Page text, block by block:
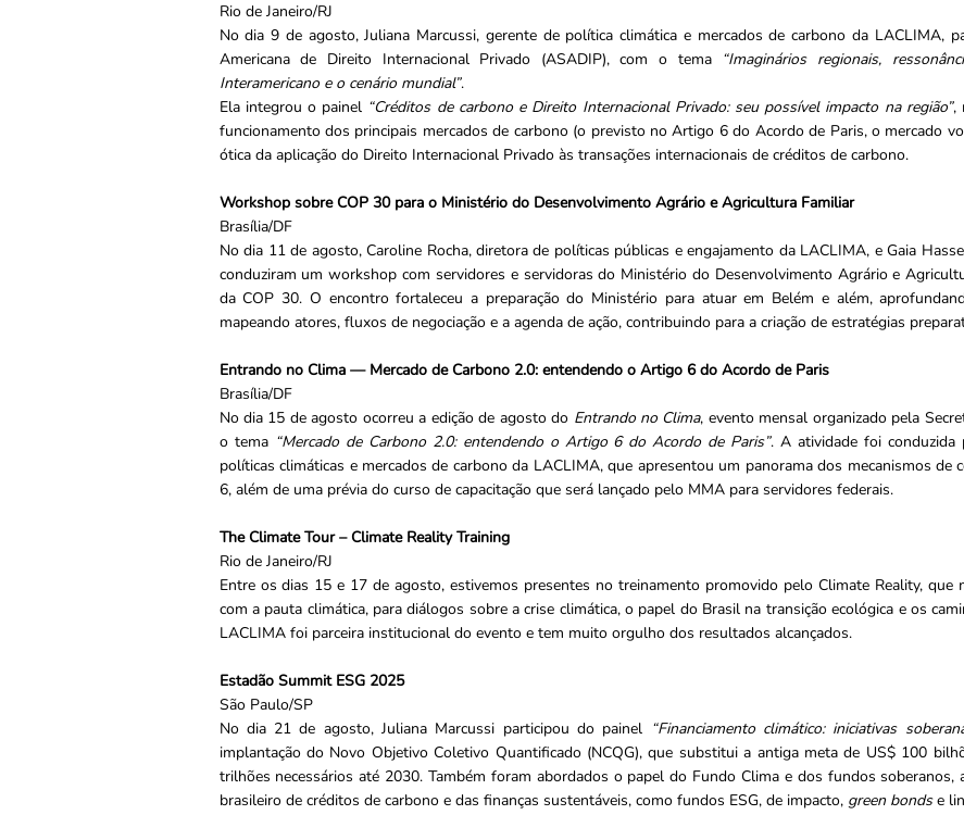
Rio de Janeiro/RJ
No dia 9 de agosto, Juliana Marcussi, gerente de política climática e mercados de carbono da LACLIMA,
Americana de Direito Internacional Privado (ASADIP), com o tema “Imaginários regionais,
Interamericano e o cenário mundial”.
Ela integrou o painel “Créditos de carbono e Direito Internacional Privado: seu possível impacto na região”,
funcionamento dos principais mercados de carbono (o previsto no Artigo 6 do Acordo de Paris, o mercado
ótica da aplicação do Direito Internacional Privado às transações internacionais de créditos de carbono.
Workshop sobre COP 30 para o Ministério do Desenvolvimento Agrário e Agricultura Familiar
Brasília/DF
No dia 11 de agosto, Caroline Rocha, diretora de políticas públicas e engajamento da LACLIMA, e Gaia
conduziram um workshop com servidores e servidoras do Ministério do Desenvolvimento Agrário e
da COP 30. O encontro fortaleceu a preparação do Ministério para atuar em Belém e além,
mapeando atores, fluxos de negociação e a agenda de ação, contribuindo para a criação de estratégias
Entrando no Clima — Mercado de Carbono 2.0: entendendo o Artigo 6 do Acordo de Paris
Brasília/DF
No dia 15 de agosto ocorreu a edição de agosto do Entrando no Clima, evento mensal organizado pela
o tema “Mercado de Carbono 2.0: entendendo o Artigo 6 do Acordo de Paris”. A atividade foi conduzida
políticas climáticas e mercados de carbono da LACLIMA, que apresentou um panorama dos mecanismos
6, além de uma prévia do curso de capacitação que será lançado pelo MMA para servidores federais.
The Climate Tour – Climate Reality Training
Rio de Janeiro/RJ
Entre os dias 15 e 17 de agosto, estivemos presentes no treinamento promovido pelo Climate Reality, que
com a pauta climática, para diálogos sobre a crise climática, o papel do Brasil na transição ecológica e os
LACLIMA foi parceira institucional do evento e tem muito orgulho dos resultados alcançados.
Estadão Summit ESG 2025
São Paulo/SP
No dia 21 de agosto, Juliana Marcussi participou do painel “Financiamento climático: iniciativas
implantação do Novo Objetivo Coletivo Quantificado (NCQG), que substitui a antiga meta de US$ 100
trilhões necessários até 2030. Também foram abordados o papel do Fundo Clima e dos fundos soberanos,
brasileiro de créditos de carbono e das finanças sustentáveis, como fundos ESG, de impacto, green bondse